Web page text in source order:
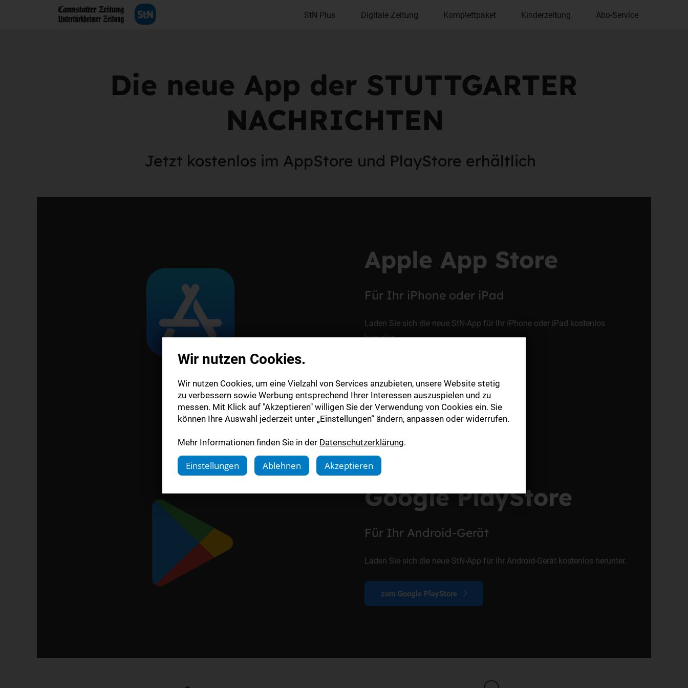
StN Plus Digitale Zeitung Komplettpaket Kinderzeitung Abo-Service
Die neue App der STUTTGARTER
NACHRICHTEN
Jetzt kostenlos im AppStore und PlayStore erhältlich
Apple App Store
Für Ihr iPhone oder iPad
Laden Sie sich die neue StN-App für Ihr iPhone oder iPad kostenlos
herunter.
Google PlayStore
Für Ihr Android-Gerät
Laden Sie sich die neue StN-App für Ihr Android-Gerät kostenlos herunter.
zum Google PlayStore
Wir nutzen Cookies.
Wir nutzen Cookies, um eine Vielzahl von Services anzubieten, unsere Website stetig
zu verbessern sowie Werbung entsprechend Ihrer Interessen auszuspielen und zu
messen. Mit Klick auf "Akzeptieren" willigen Sie der Verwendung von Cookies ein. Sie
können Ihre Auswahl jederzeit unter „Einstellungen“ ändern, anpassen oder widerrufen.
Mehr Informationen finden Sie in der Datenschutzerklärung.
Einstellungen
Ablehnen Akzeptieren